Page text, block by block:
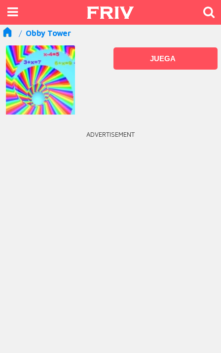
Obby Tower
JUEGA
ADVERTISEMENT